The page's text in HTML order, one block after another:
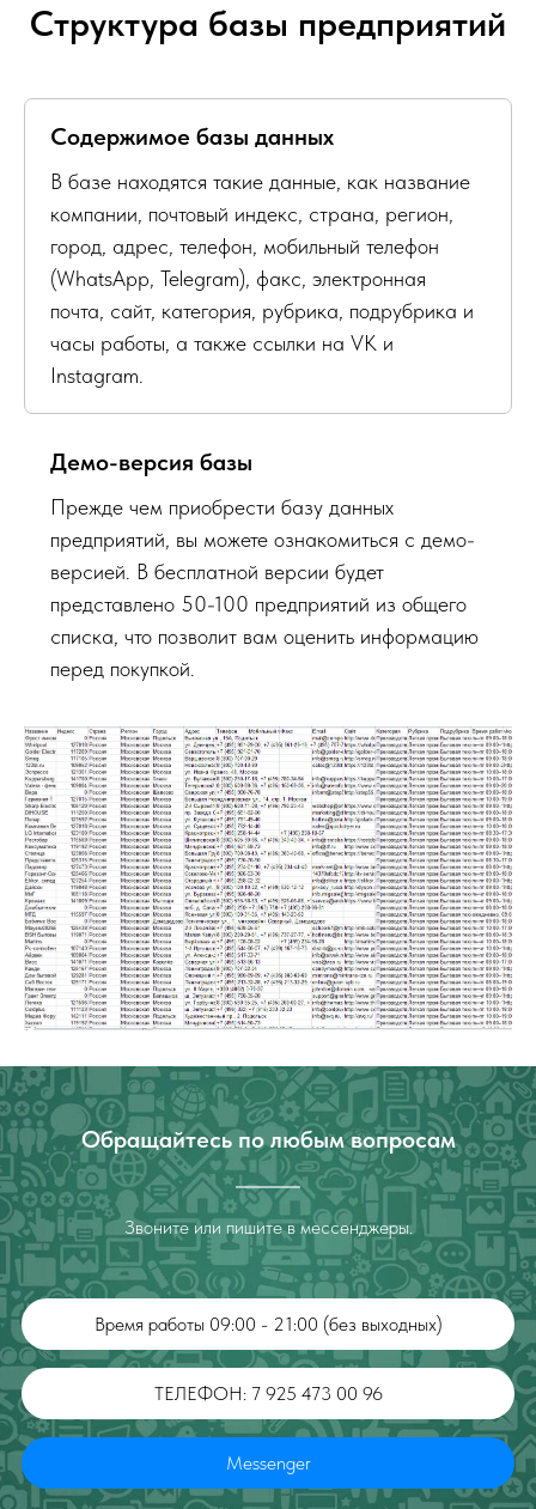
Структура базы предприятий
Содержимое базы данных
В базе находятся такие данные, как название
компании, почтовый индекс, страна, регион,
город, адрес, телефон, мобильный телефон
(WhatsApp, Telegram), факс, электронная
почта, сайт, категория, рубрика, подрубрика и
часы работы, а также ссылки на VK и
Instagram.
Демо-версия базы
Прежде чем приобрести базу данных
предприятий, вы можете ознакомиться с демо-
версией. В бесплатной версии будет
представлено 50-100 предприятий из общего
списка, что позволит вам оценить информацию
перед покупкой.
Обращайтесь по любым вопросам
Звоните или пишите в мессенджеры.
Время работы 09:00 - 21:00 (без выходных)
ТЕЛЕФОН: 7 925 473 00 96
Messenger